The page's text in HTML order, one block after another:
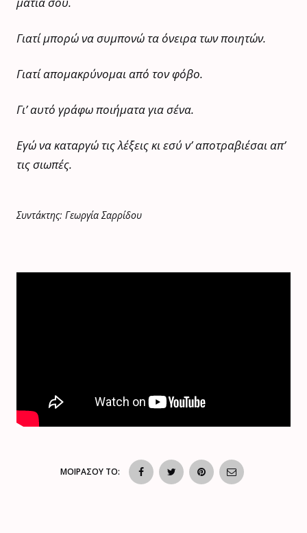
Γιατί μπορώ να συμπονώ τα όνειρα των ποιητών.
Γιατί απομακρύνομαι από τον φόβο.
Γι’ αυτό γράφω ποιήματα για σένα.
Εγώ να καταργώ τις λέξεις κι εσύ ν’ αποτραβιέσαι απ’
τις σιωπές.
Συντάκτης: Γεωργία Σαρρίδου
ΜΟΙΡΑΣΟΥ ΤΟ: